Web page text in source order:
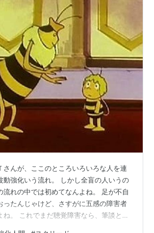
さんが、ここのところいろいろな人を連
動強化いう流れ。 しかし全盲の人いうの
流れの中では初めてなんよね。 足が不自
ったんじゃけど、さすがに五感の障害者
ね。 これでまだ聴覚障害なら、筆談とか